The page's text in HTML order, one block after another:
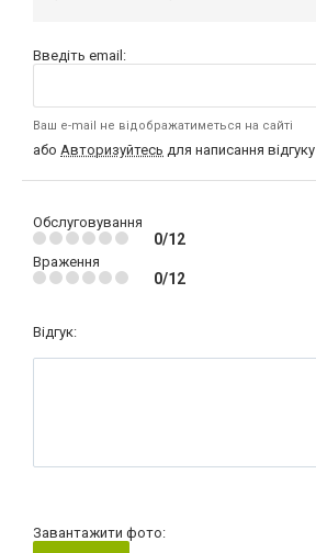
Введіть email:
Ваш e-mail не відображатиметься на сайті
або Авторизуйтесь для написання відгуку
Обслуговування
0/12
Враження
0/12
Відгук:
Завантажити фото: